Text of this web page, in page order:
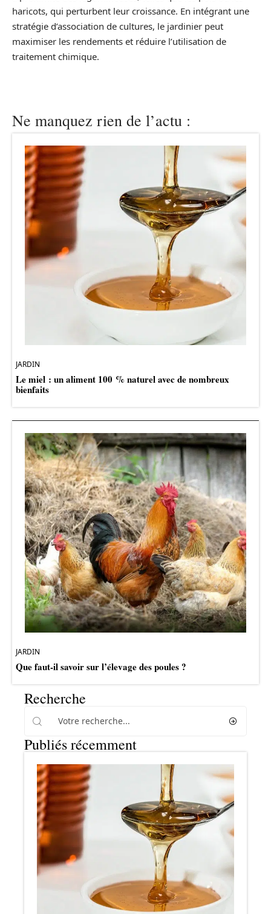
haricots, qui perturbent leur croissance. En intégrant une
stratégie d’association de cultures, le jardinier peut
maximiser les rendements et réduire l’utilisation de
traitement chimique.
Ne manquez rien de l’actu :
JARDIN
Le miel : un aliment 100 % naturel avec de nombreux
bienfaits
JARDIN
Que faut-il savoir sur l’élevage des poules ?
Recherche
Publiés récemment